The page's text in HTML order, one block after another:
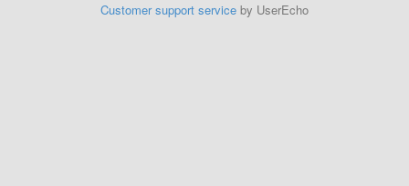
Customer support service by UserEcho